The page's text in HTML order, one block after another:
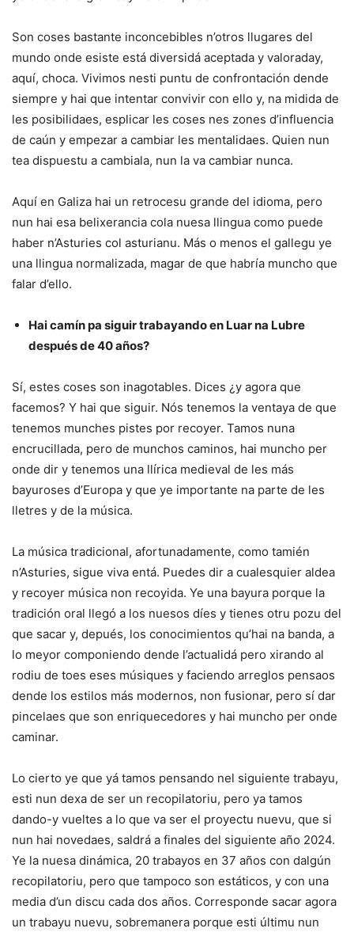
Son coses bastante inconcebibles n’otros llugares del
mundo onde esiste está diversidá aceptada y valoraday,
aquí, choca. Vivimos nesti puntu de confrontación dende
siempre y hai que intentar convivir con ello y, na midida de
les posibilidaes, esplicar les coses nes zones d’influencia
de caún y empezar a cambiar les mentalidaes. Quien nun
tea dispuestu a cambiala, nun la va cambiar nunca.
Aquí en Galiza hai un retrocesu grande del idioma, pero
nun hai esa belixerancia cola nuesa llingua como puede
haber n’Asturies col asturianu. Más o menos el gallegu ye
una llingua normalizada, magar de que habría muncho que
falar d’ello.
Hai camín pa siguir trabayando en Luar na Lubre
después de 40 años?
Sí, estes coses son inagotables. Dices ¿y agora que
facemos? Y hai que siguir. Nós tenemos la ventaya de que
tenemos munches pistes por recoyer. Tamos nuna
encrucillada, pero de munchos caminos, hai muncho per
onde dir y tenemos una llírica medieval de les más
bayuroses d’Europa y que ye importante na parte de les
lletres y de la música.
La música tradicional, afortunadamente, como tamién
n’Asturies, sigue viva entá. Puedes dir a cualesquier aldea
y recoyer música non recoyida. Ye una bayura porque la
tradición oral llegó a los nuesos díes y tienes otru pozu del
que sacar y, depués, los conocimientos qu’hai na banda, a
lo meyor componiendo dende l’actualidá pero xirando al
rodiu de toes eses músiques y faciendo arreglos pensaos
dende los estilos más modernos, non fusionar, pero sí dar
pincelaes que son enriquecedores y hai muncho per onde
caminar.
Lo cierto ye que yá tamos pensando nel siguiente trabayu,
esti nun dexa de ser un recopilatoriu, pero ya tamos
dando-y vueltes a lo que va ser el proyectu nuevu, que si
nun hai novedaes, saldrá a finales del siguiente año 2024.
Ye la nuesa dinámica, 20 trabayos en 37 años con dalgún
recopilatoriu, pero que tampoco son estáticos, y con una
media d’un discu cada dos años. Corresponde sacar agora
un trabayu nuevu, sobremanera porque esti últimu nun